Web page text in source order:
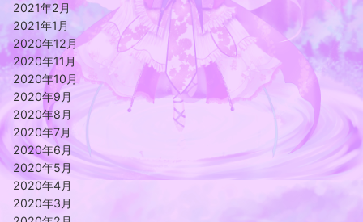
2021年2月
2021年1月
2020年12月
2020年11月
2020年10月
2020年9月
2020年8月
2020年7月
2020年6月
2020年5月
2020年4月
2020年3月